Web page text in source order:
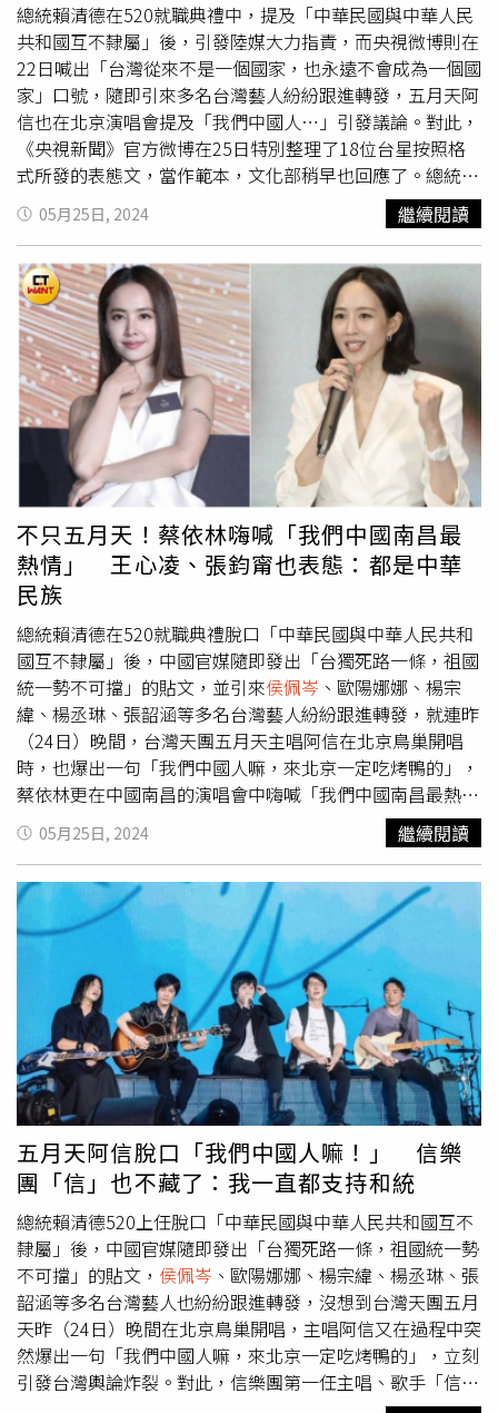
總統賴清德在520就職典禮中，提及「中華民國與中華人民
共和國互不隸屬」後，引發陸媒大力指責，而央視微博則在
22日喊出「台灣從來不是一個國家，也永遠不會成為一個國
家」口號，隨即引來多名台灣藝人紛紛跟進轉發，五月天阿
信也在北京演唱會提及「我們中國人⋯」引發議論。對此，
《央視新聞》官方微博在25日特別整理了18位台星按照格
式所發的表態文，當作範本，文化部稍早也回應了。總統賴
清德上任後，中國在台周邊海空域進行軍演，《央視新聞》
官方微博則於22日發文喊出「台灣從來不是一個國家，也永
遠不會成為一個國家」、「『台獨』死路一條，祖國統一勢
不可擋」等口號。隨即引來多名台灣藝人紛紛跟進轉發，並
寫下「中國終將實現完全統一」、「台灣必將回歸祖國的懷
抱」等字句。對此，《央視新聞》25日官方微博特別整理了
18位台星按照格式所發的表態文，當作範本，包括侯佩岑
、
張韶涵、楊丞琳、歐陽娜娜、蘇有朋、張信哲、文淇、吳克
群、明道、賴冠霖、陳喬恩、汪東城、周傳雄（小剛）、陳
妍希、黃曦彥、楊宗緯、吳奇隆、辰亦儒。《央視新聞》整
理了18位台星按照格式所發的表態文。（圖／ 《央視新
聞》微博）其文章內容都是「＃中國終將實現完全統一 台
灣必將回歸祖國的懷抱」，就有娛樂博主認為，中國官方如
今只能接受台灣明星明確說出「台灣回歸祖國」，不接受任
何模糊字眼。對於台灣藝人陸續大方表態的現象，文化部則
表達理解，指出台灣作為一個自由民主國家，「從來不會要
求任何人對自己的立場表態，更不會讓任何人因為表態或不
表態受到政治威脅」，這是最可貴之處。
05月25日, 2024 繼續閱讀
不只五月天！蔡依林嗨喊「我們中國南昌最
熱情」 王心凌、張鈞甯也表態：都是中華
民族
總統賴清德在520就職典禮脫口「中華民國與中華人民共和
國互不隸屬」後，中國官媒隨即發出「台獨死路一條，祖國
統一勢不可擋」的貼文，並引來侯佩岑 、歐陽娜娜、楊宗
緯、楊丞琳、張韶涵等多名台灣藝人紛紛跟進轉發，就連昨
（24日）晚間，台灣天團五月天主唱阿信在北京鳥巢開唱
時，也爆出一句「我們中國人嘛，來北京一定吃烤鴨的」，
蔡依林更在中國南昌的演唱會中嗨喊「我們中國南昌最熱
情！」與此同時，甜心教主王心凌、信樂團第1任主唱
「信」蘇見信、演員張鈞甯昨也發文聲援北京官方的論述。
《央視新聞》官方微博22日發文喊出「台灣從來不是一個國
家，也永遠不會成為一個國家」、「『台獨』死路一條，祖
國統一勢不可擋」等口號後，包括 侯佩岑
、歐陽娜娜、楊宗
緯、楊丞琳、張韶涵、陳妍希、汪東城、賴冠霖、吳克群、
明道、王以綸、辰亦儒等多名台灣藝人也都轉發文章，並寫
下「中國終將實現完全統一」、「台灣必將回歸祖國的懷
抱」等字句。（圖／翻攝自微博／央視新聞）接著五月天昨
晚在北京鳥巢舉辦「5525回到那一天」世界巡迴演唱會，
主唱阿信又在和歌迷閒聊的過程中提到「知道我們昨天在北
京吃的是什麼嗎？想知道嗎？大家都叫我們去吃豆汁，我們
沒吃到，但是呢，我們吃了烤鴨」，並脫口而出，「我們中
國人嘛，來北京一定吃烤鴨的，還要吃什麼呢」，立刻引爆
全場尖叫聲，也讓他笑稱「怎麼了，吃烤鴨不行嗎？」除五
月天之外，「亞洲流行天后」蔡依林昨晚在中國南昌舉辦
「Ugly Beauty」世界巡迴演唱會時，也嗨喊：「謝謝你
們，你們實在太熱情了，我們中國南昌最熱情了對吧！」與
此同時，甜心教主王心凌昨下午則在微博轉發《人民日報》
的貼文，並喊話「我是中華民族的一份子，國土不能分、民
族不可散。」在今（25日）早衝上微博熱搜第1名。而信樂
團第1任主唱「信」蘇見信也不藏了，昨晚直接在微博發文
05月25日, 2024 繼續閱讀
五月天阿信脫口「我們中國人嘛！」 信樂
團「信」也不藏了：我一直都支持和統
總統賴清德520上任脫口「中華民國與中華人民共和國互不
隸屬」後，中國官媒隨即發出「台獨死路一條，祖國統一勢
不可擋」的貼文， 侯佩岑 、歐陽娜娜、楊宗緯、楊丞琳、張
韶涵等多名台灣藝人也紛紛跟進轉發，沒想到台灣天團五月
天昨（24日）晚間在北京鳥巢開唱，主唱阿信又在過程中突
然爆出一句「我們中國人嘛，來北京一定吃烤鴨的」，立刻
引發台灣輿論炸裂。對此，信樂團第一任主唱、歌手「信」